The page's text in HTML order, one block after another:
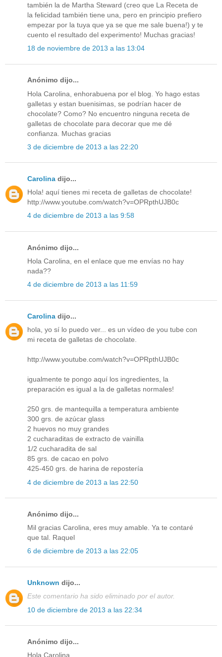
también la de Martha Steward (creo que La Receta de
la felicidad también tiene una, pero en principio prefiero
empezar por la tuya que ya se que me sale buena!) y te
cuento el resultado del experimento! Muchas gracias!
18 de noviembre de 2013 a las 13:04
Anónimo dijo...
Hola Carolina, enhorabuena por el blog. Yo hago estas
galletas y estan buenisimas, se podrían hacer de
chocolate? Como? No encuentro ninguna receta de
galletas de chocolate para decorar que me dé
confianza. Muchas gracias
3 de diciembre de 2013 a las 22:20
Carolina dijo...
Hola! aquí tienes mi receta de galletas de chocolate!
http://www.youtube.com/watch?v=OPRpthUJB0c
4 de diciembre de 2013 a las 9:58
Anónimo dijo...
Hola Carolina, en el enlace que me envías no hay
nada??
4 de diciembre de 2013 a las 11:59
Carolina dijo...
hola, yo sí lo puedo ver... es un vídeo de you tube con
mi receta de galletas de chocolate.
http://www.youtube.com/watch?v=OPRpthUJB0c
igualmente te pongo aquí los ingredientes, la
preparación es igual a la de galletas normales!
250 grs. de mantequilla a temperatura ambiente
300 grs. de azúcar glass
2 huevos no muy grandes
2 cucharaditas de extracto de vainilla
1/2 cucharadita de sal
85 grs. de cacao en polvo
425-450 grs. de harina de repostería
4 de diciembre de 2013 a las 22:50
Anónimo dijo...
Mil gracias Carolina, eres muy amable. Ya te contaré
que tal. Raquel
6 de diciembre de 2013 a las 22:05
Unknown dijo...
Este comentario ha sido eliminado por el autor.
10 de diciembre de 2013 a las 22:34
Anónimo dijo...
Hola Carolina,